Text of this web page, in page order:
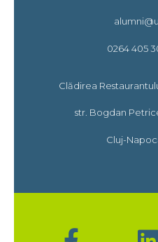
0264 405
Clădirea
str. Bogdan
Cluj-